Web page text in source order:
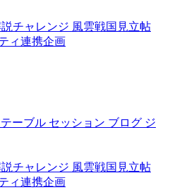
チャレンジ 風雲戦国見立帖
ィ連携企画
ーブル セッション ブログ ジ
チャレンジ 風雲戦国見立帖
ィ連携企画